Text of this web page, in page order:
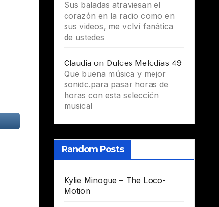
Sus baladas atraviesan el
corazón en la radio como en
sus videos, me volví fanática
de ustedes
Claudia on Dulces Melodías 49
Que buena música y mejor
sonido.para pasar horas de
horas con esta selección
musical
Random Posts
Kylie Minogue – The Loco-
Motion